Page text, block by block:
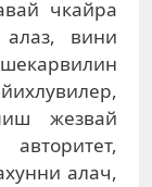
чкайра
алаз, вини
жезвай
алач,